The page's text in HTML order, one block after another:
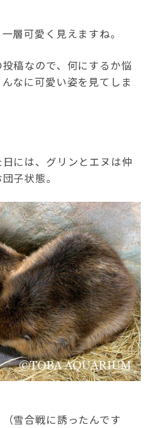
層可愛く見えますね。
稿なので、何にするか悩
なに可愛い姿を見てしま
には、グリンとエヌは仲
子状態。
雪合戦に誘ったんです